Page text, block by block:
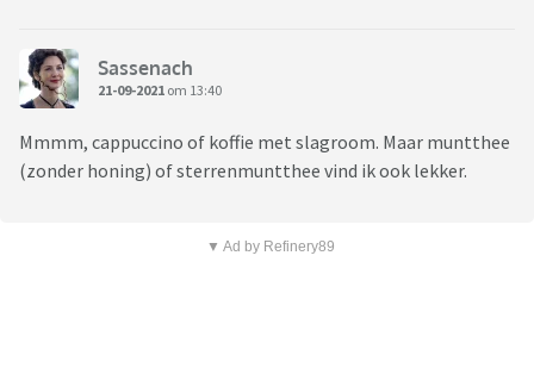
Sassenach
21-09-2021 om 13:40
Mmmm, cappuccino of koffie met slagroom. Maar muntthee
(zonder honing) of sterrenmuntthee vind ik ook lekker.
▼ Ad by Refinery89